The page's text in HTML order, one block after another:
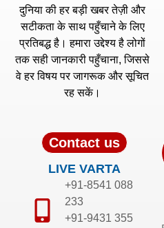
दुनिया की हर बड़ी खबर तेज़ी और
सटीकता के साथ पहुँचाने के लिए
प्रतिबद्ध है। हमारा उद्देश्य है लोगों
तक सही जानकारी पहुँचाना, जिससे
वे हर विषय पर जागरूक और सूचित
रह सकें।
Contact us
LIVE VARTA
+91-8541 088
233
+91-9431 355